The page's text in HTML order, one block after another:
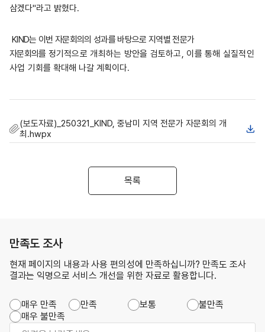
삼겠다"라고 밝혔다.
KIND는 이번 자문회의의 성과를 바탕으로 지역별 전문가
자문회의를 정기적으로 개최하는 방안을 검토하고, 이를 통해 실질적인
사업 기회를 확대해 나갈 계획이다.
(보도자료)_250321_KIND, 중남미 지역 전문가 자문회의 개
최.hwpx
목록
만족도 조사
현재 페이지의 내용과 사용 편의성에 만족하십니까? 만족도 조사
결과는 익명으로 서비스 개선을 위한 자료로 활용합니다.
매우 만족 만족 보통
불만족
매우 불만족